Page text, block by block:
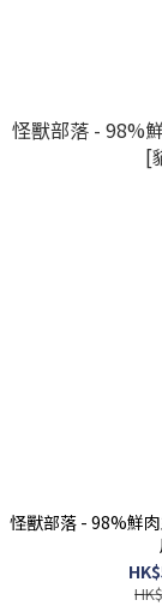
怪獸部落 - 98%鮮